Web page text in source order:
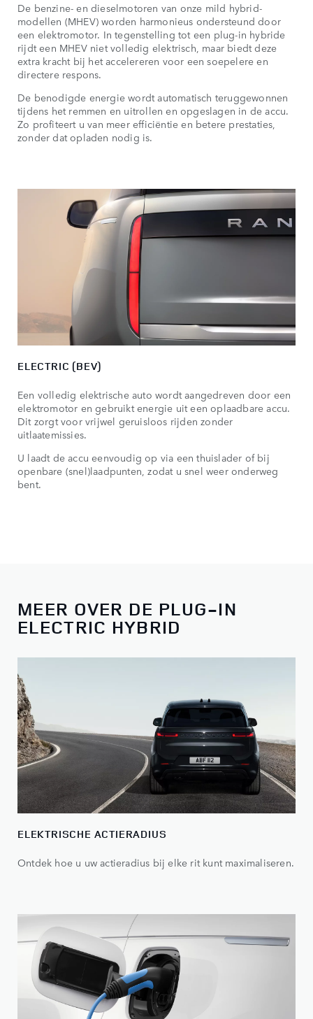
De benzine- en dieselmotoren van onze mild hybrid-
modellen (MHEV) worden harmonieus ondersteund door
een elektromotor. In tegenstelling tot een plug-in hybride
rijdt een MHEV niet volledig elektrisch, maar biedt deze
extra kracht bij het accelereren voor een soepelere en
directere respons.
De benodigde energie wordt automatisch teruggewonnen
tijdens het remmen en uitrollen en opgeslagen in de accu.
Zo profiteert u van meer efficiëntie en betere prestaties,
zonder dat opladen nodig is.
ELECTRIC (BEV)
Een volledig elektrische auto wordt aangedreven door een
elektromotor en gebruikt energie uit een oplaadbare accu.
Dit zorgt voor vrijwel geruisloos rijden zonder
uitlaatemissies.
U laadt de accu eenvoudig op via een thuislader of bij
openbare (snel)laadpunten, zodat u snel weer onderweg
bent.
MEER OVER DE PLUG-IN
ELECTRIC HYBRID
ELEKTRISCHE ACTIERADIUS
Ontdek hoe u uw actieradius bij elke rit kunt maximaliseren.